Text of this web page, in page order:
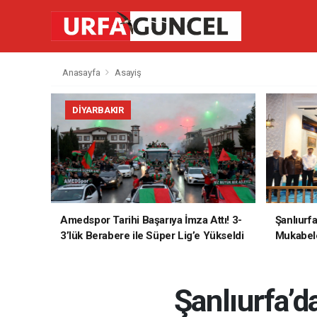
Anasayfa Asayiş
DIYARBAKIR
Amedspor Tarihi Başarıya İmza Attı! 3-
3’lük Berabere ile Süper Lig’e Yükseldi